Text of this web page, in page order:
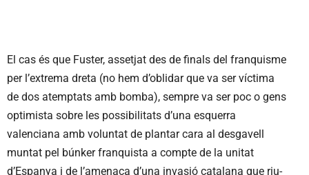
El cas és que Fuster, assetjat des de finals del franquisme
per l’extrema dreta (no hem d’oblidar que va ser víctima
de dos atemptats amb bomba), sempre va ser poc o gens
optimista sobre les possibilitats d’una esquerra
valenciana amb voluntat de plantar cara al desgavell
muntat pel búnker franquista a compte de la unitat
d’Espanya i de l’amenaça d’una invasió catalana que riu-